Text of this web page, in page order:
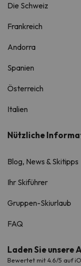
Die Schweiz
Frankreich
Andorra
Spanien
Österreich
Italien
Nützliche
Blog, News & Skitipps
Ihr Skiführer
Gruppen-Skiurlaub
FAQ
Laden Sie unsere
Bewertet mit 4.6/5 auf